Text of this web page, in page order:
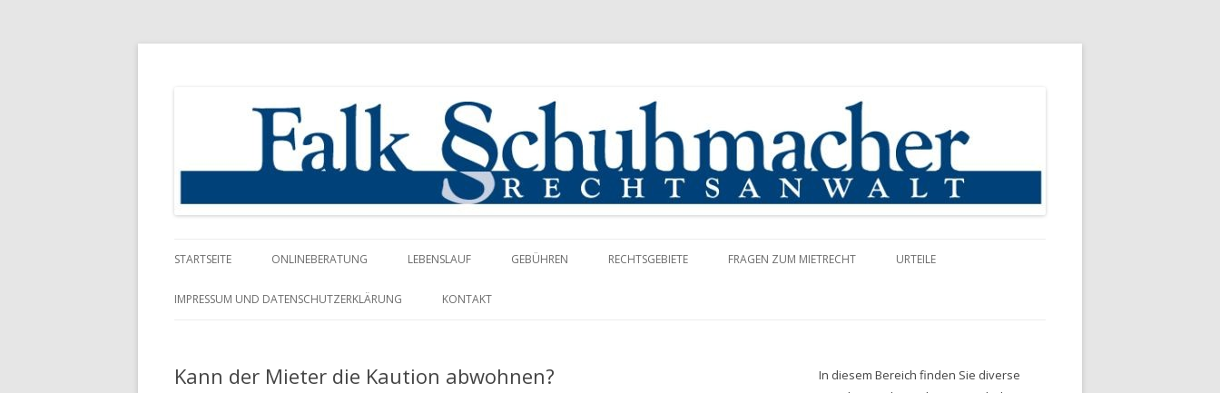
STARTSEITE ONLINEBERATUNG LEBENSLAUF GEBÜHREN RECHTSGEBIETE FRAGEN ZUM MIETRECHT URTEILE
IMPRESSUM UND DATENSCHUTZERKLÄRUNG KONTAKT
Kann der Mieter die Kaution abwohnen?
In diesem Bereich finden Sie diverse